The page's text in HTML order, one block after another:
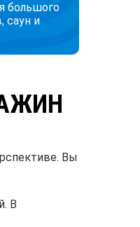
большого
саун и
Вы
В